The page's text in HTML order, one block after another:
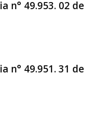
n° 49.953. 02 de
n° 49.951. 31 de